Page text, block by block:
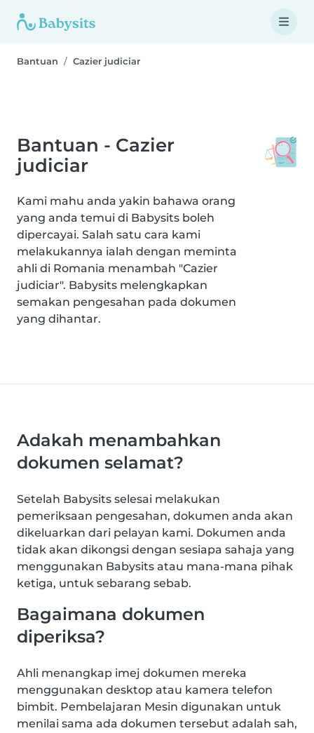
Bantuan Cazier judiciar
Bantuan - Cazier
judiciar
Kami mahu anda yakin bahawa orang
yang anda temui di Babysits boleh
dipercayai. Salah satu cara kami
melakukannya ialah dengan meminta
ahli di Romania menambah "Cazier
judiciar". Babysits melengkapkan
semakan pengesahan pada dokumen
yang dihantar.
Adakah menambahkan
dokumen selamat?
Setelah Babysits selesai melakukan
pemeriksaan pengesahan, dokumen anda akan
dikeluarkan dari pelayan kami. Dokumen anda
tidak akan dikongsi dengan sesiapa sahaja yang
menggunakan Babysits atau mana-mana pihak
ketiga, untuk sebarang sebab.
Bagaimana dokumen
diperiksa?
Ahli menangkap imej dokumen mereka
menggunakan desktop atau kamera telefon
bimbit. Pembelajaran Mesin digunakan untuk
menilai sama ada dokumen tersebut adalah sah,